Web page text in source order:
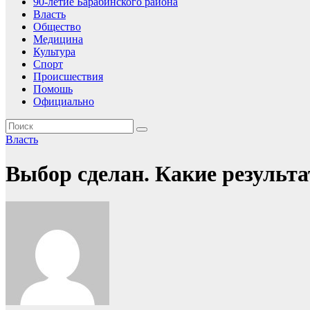
Власть
Общество
Медицина
Культура
Спорт
Происшествия
Помошь
Официально
Власть
Выбор сделан. Какие